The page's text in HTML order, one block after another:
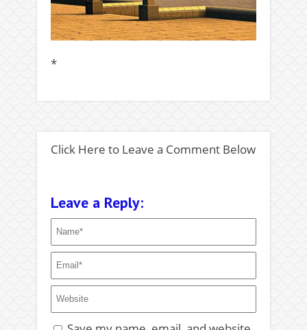
*
Click Here to Leave a Comment Below
Leave a Reply: